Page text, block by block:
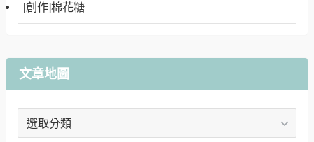
[創作]棉花糖
文章地圖
文